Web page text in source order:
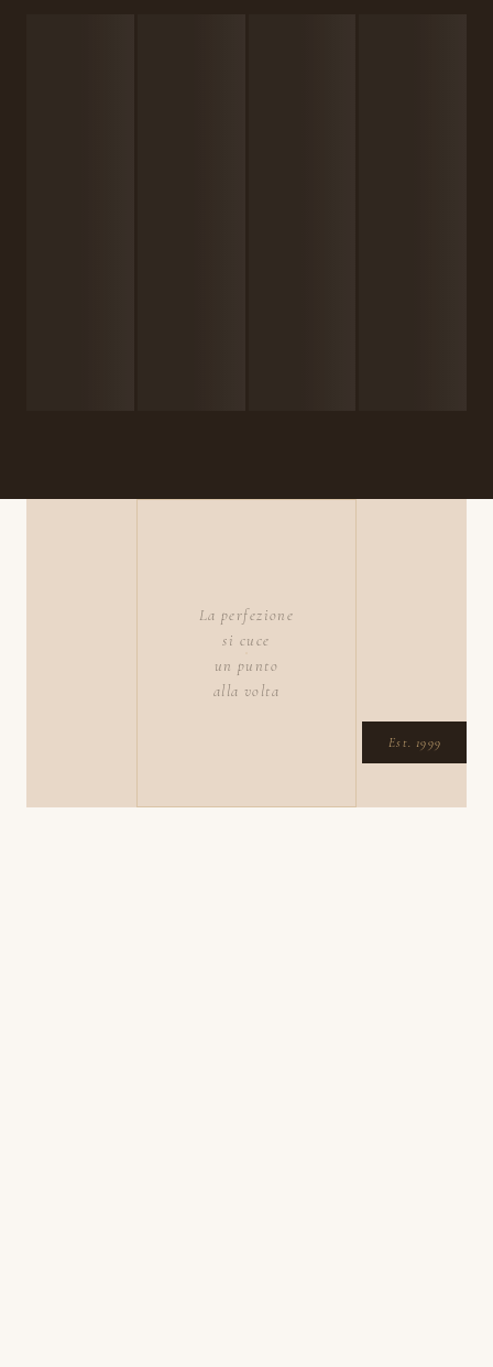
La perfezione
si cuce
un punto
alla volta
Est. 1999